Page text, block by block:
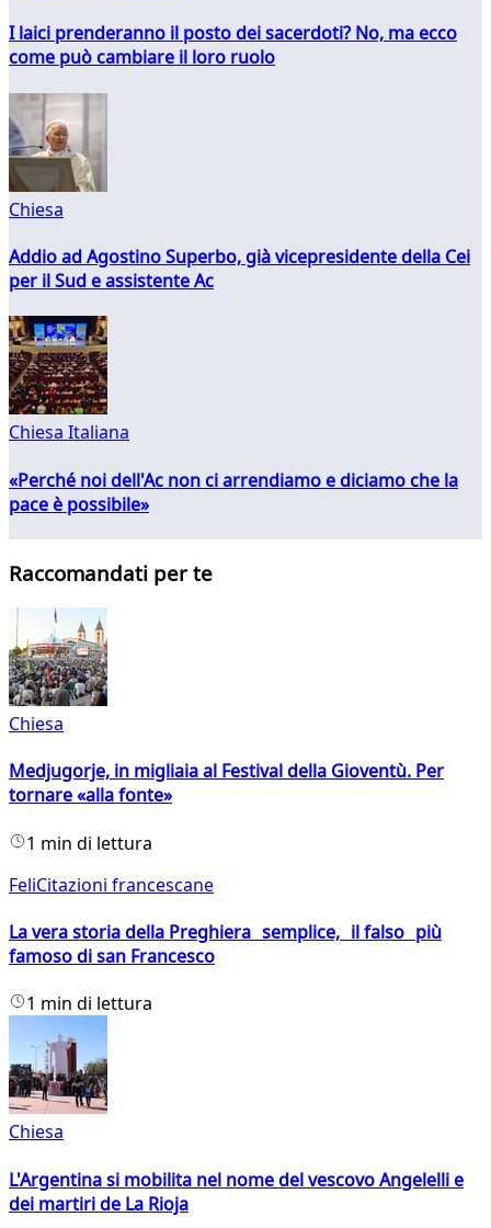
I laici prenderanno il posto dei sacerdoti? No, ma ecco
come può cambiare il loro ruolo
Chiesa
Addio ad Agostino Superbo, già vicepresidente della Cei
per il Sud e assistente Ac
Chiesa Italiana
«Perché noi dell'Ac non ci arrendiamo e diciamo che la
pace è possibile»
Raccomandati per te
Chiesa
Medjugorje, in migliaia al Festival della Gioventù. Per
tornare «alla fonte»
1 min di lettura
FeliCitazioni francescane
La vera storia della Preghiera semplice, il falso più
famoso di san Francesco
1 min di lettura
Chiesa
L'Argentina si mobilita nel nome del vescovo Angelelli e
dei martiri de La Rioja